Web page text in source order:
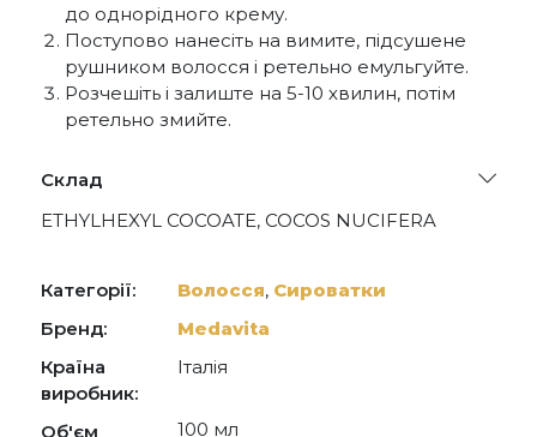
до однорідного крему.
Поступово нанесіть на вимите, підсушене
рушником волосся і ретельно емульгуйте.
Розчешіть і залиште на 5-10 хвилин, потім
ретельно змийте.
Склад
ETHYLHEXYL COCOATE, COCOS NUCIFERA
GOSSYPIUM HERBACEUM (COTTON) SEED OIL,
MANGIFERA INDICA (MANGO) SEED BUTTER,
OLEA EUROPAEA (OLIVE) FRUIT OIL, PERSEA
AMYGDALUS DULCIS (SWEET ALMOND) OIL,
THEOBROMA CACAO (COCOA) SEED BUTTER,
Категорії: Волосся, Сироватки
Бренд:
Medavita
Країна
виробник:
Італія
Об'єм 100 мл